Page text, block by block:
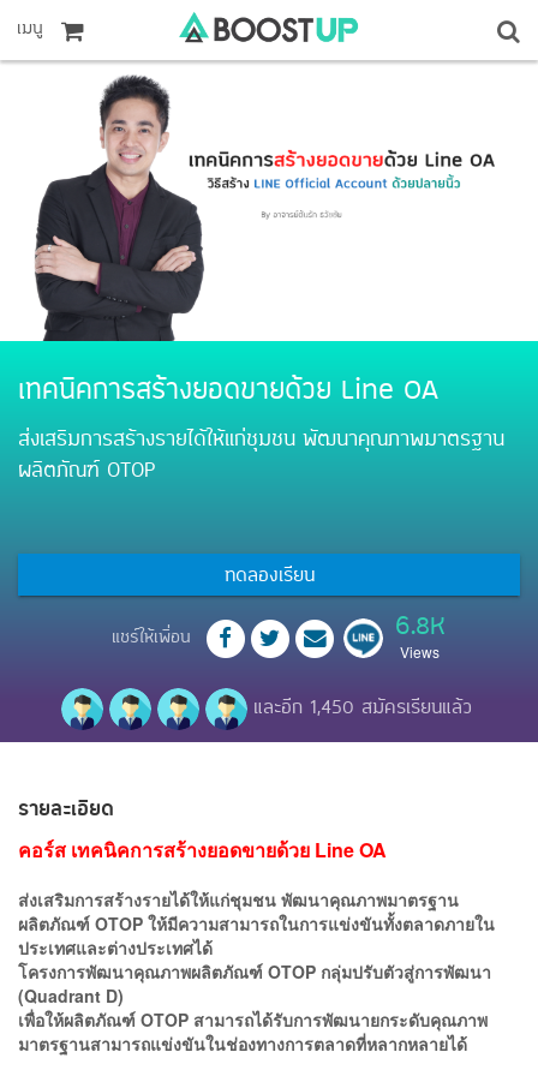
เมนู
เทคนิคการสร้างยอดขายด้วย Line OA
ส่งเสริมการสร้างรายได้ให้แก่ชุมชน พัฒนาคุณภาพมาตรฐาน
ผลิตภัณฑ์ OTOP
ทดลองเรียน
แชร์ให้เพื่อน 6.8K
Views
และอีก 1,450 สมัครเรียนแล้ว
รายละเอียด
คอร์ส เทคนิคการสร้างยอดขายด้วย Line OA
ส่งเสริมการสร้างรายได้ให้แก่ชุมชน พัฒนาคุณภาพมาตรฐาน
ผลิตภัณฑ์ OTOP ให้มีความสามารถในการแข่งขันทั้งตลาดภายใน
ประเทศและต่างประเทศได้
โครงการพัฒนาคุณภาพผลิตภัณฑ์ OTOP กลุ่มปรับตัวสู่การพัฒนา
(Quadrant D)
เพื่อให้ผลิตภัณฑ์ OTOP สามารถได้รับการพัฒนายกระดับคุณภาพ
มาตรฐานสามารถแข่งขันในช่องทางการตลาดที่หลากหลายได้